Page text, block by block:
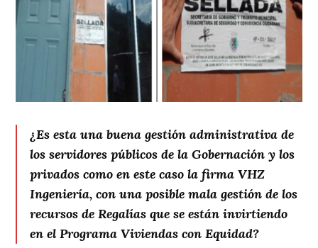
¿Es esta una buena gestión administrativa de
los servidores públicos de la Gobernación y los
privados como en este caso la firma VHZ
Ingeniería, con una posible mala gestión de los
recursos de Regalías que se están invirtiendo
en el Programa Viviendas con Equidad?